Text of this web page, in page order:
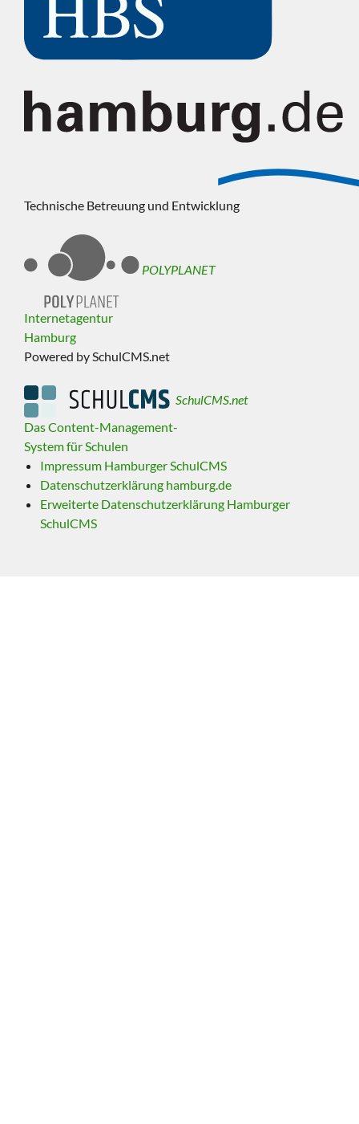
Technische Betreuung und Entwicklung
POLYPLANET
Internetagentur
Hamburg
Powered by SchulCMS.net
SchulCMS.net
Das Content-Management-
System für Schulen
Impressum Hamburger SchulCMS
Datenschutzerklärung hamburg.de
Erweiterte Datenschutzerklärung Hamburger
SchulCMS